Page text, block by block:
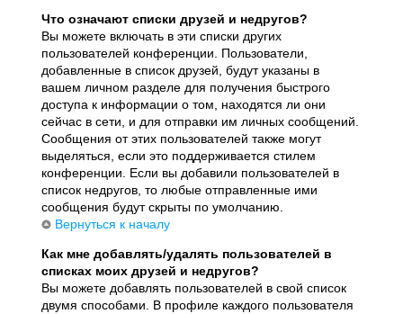
Что означают списки друзей и недругов?
Вы можете включать в эти списки других
пользователей конференции. Пользователи,
добавленные в список друзей, будут указаны в
вашем личном разделе для получения быстрого
доступа к информации о том, находятся ли они
сейчас в сети, и для отправки им личных сообщений.
Сообщения от этих пользователей также могут
выделяться, если это поддерживается стилем
конференции. Если вы добавили пользователей в
список недругов, то любые отправленные ими
сообщения будут скрыты по умолчанию.
Вернуться к началу
Как мне добавлять/удалять пользователей в
списках моих друзей и недругов?
Вы можете добавлять пользователей в свой список
двумя способами. В профиле каждого пользователя